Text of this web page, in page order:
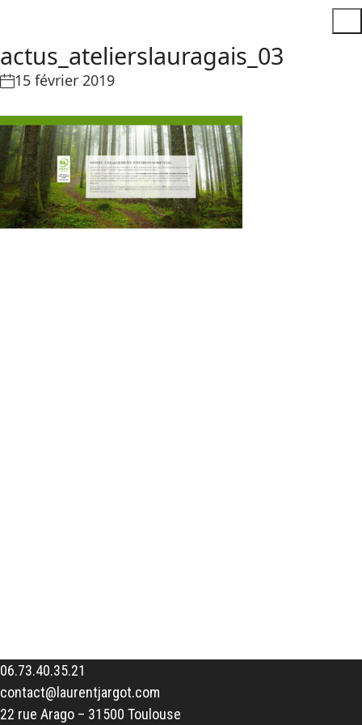
actus_atelierslauragais_03
15 février 2019
06.73.40.35.21
contact@laurentjargot.com
22 rue Arago – 31500 Toulouse